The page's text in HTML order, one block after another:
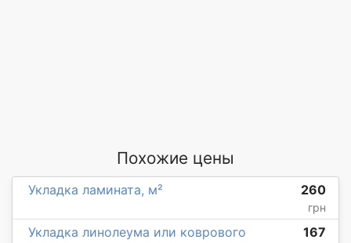
Похожие цены
Укладка ламината, м² 260
грн
Укладка линолеума или коврового
167